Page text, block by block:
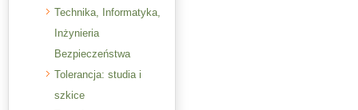
Technika, Informatyka,
Inżynieria
Bezpieczeństwa
Tolerancja: studia i
szkice